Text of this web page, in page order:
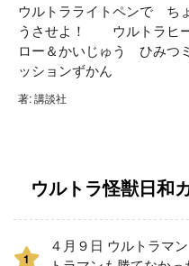
ウルトラライトペンで ちょ
うさせよ！ ウルトラヒ
ロー＆かいじゅう ひみつミ
ッションずかん
著: 講談社
ウルトラ怪獣日和
1
４月９日 ウルトラ